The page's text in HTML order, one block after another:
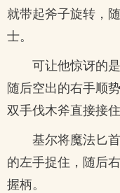
就带起斧子旋转，
士。
可让他惊讶的
随后空出的右手顺
双手伐木斧直接接住
基尔将魔法匕
的左手捉住，随后
握柄。